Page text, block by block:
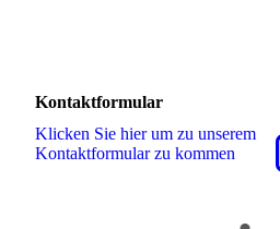
Kontaktformular
Klicken Sie hier um zu unserem
Kon­takt­for­mu­lar zu kommen